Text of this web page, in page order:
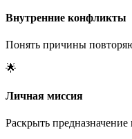
Внутренние конфликты
Понять причины
🌟
Личная миссия
Раскрыть предназначение